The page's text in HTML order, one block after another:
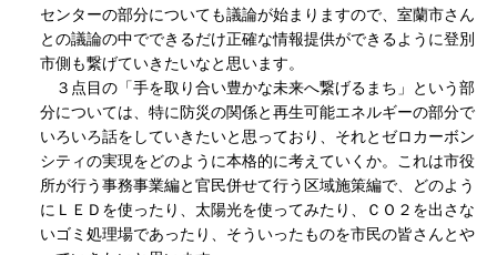
センターの部分についても議論が始まりますので、室蘭市さん
との議論の中でできるだけ正確な情報提供ができるように登別
市側も繋げていきたいなと思います。
３点目の「手を取り合い豊かな未来へ繋げるまち」という部
分については、特に防災の関係と再生可能エネルギーの部分で
いろいろ話をしていきたいと思っており、それとゼロカーボン
シティの実現をどのように本格的に考えていくか。これは市役
所が行う事務事業編と官民併せて行う区域施策編で、どのよう
にＬＥＤを使ったり、太陽光を使ってみたり、ＣＯ２を出さな
いゴミ処理場であったり、そういったものを市民の皆さんとや